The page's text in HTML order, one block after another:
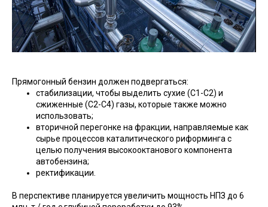
Прямогонный бензин должен подвергаться:
стабилизации, чтобы выделить сухие (С1-С2) и
сжиженные (С2-С4) газы, которые также можно
использовать;
вторичной перегонке на фракции, направляемые как
сырье процессов каталитического риформинга с
целью получения высокооктанового компонента
автобензина;
ректификации.
В перспективе планируется увеличить мощность НПЗ до 6